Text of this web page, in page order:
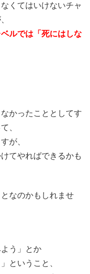
くてはいけないチャ
ルでは「死にはしな
かったこととしてす
、
が、
てやればできるかも
なのかもしれませ
う」とか
ということ、